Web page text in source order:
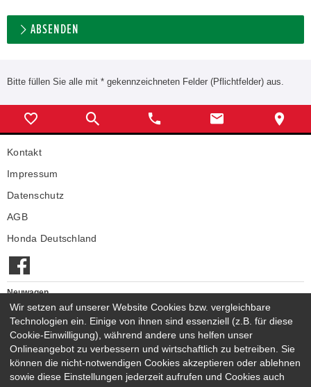
ABSENDEN
Bitte füllen Sie alle mit * gekennzeichneten Felder (Pflichtfelder) aus.
Kontakt
Impressum
Datenschutz
AGB
Honda Deutschland
Neuwagen
Honda Neuwagen
Gebrauchtwagen
Honda Gebrauchtwagen
Honda Vorführwagen
Gesamtbestand
Wir setzen auf unserer Website Cookies bzw. vergleichbare
Technologien ein. Einige von ihnen sind essenziell (z.B. für diese
Cookie-Einwilligung), während andere uns helfen unser
Onlineangebot zu verbessern und wirtschaftlich zu betreiben. Sie
können die nicht-notwendigen Cookies akzeptieren oder ablehnen
sowie diese Einstellungen jederzeit aufrufen und Cookies auch